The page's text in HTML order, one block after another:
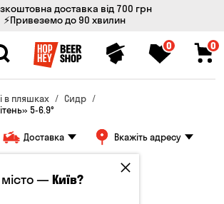
доставка від 700 грн
⚡Привеземо до 90 хвилин
0 0
в пляшках
Сидр
5-6.9°
Доставка Вкажіть адресу
—Київ?